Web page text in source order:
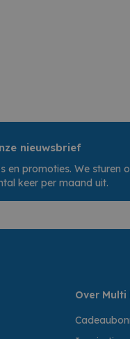
nieuwsbrief
en promoties. We sturen
keer per maand uit.
Over Multi